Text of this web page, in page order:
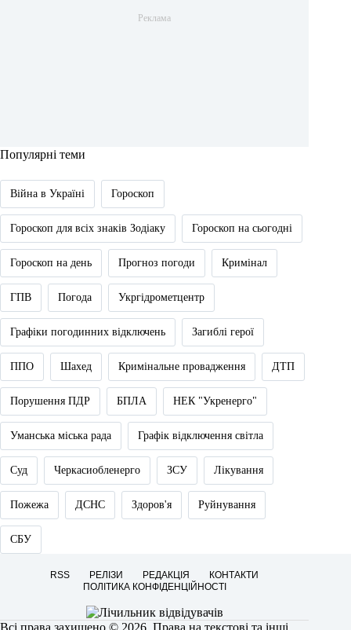
Популярні теми
Війна в Україні Гороскоп
Гороскоп для всіх знаків Зодіаку Гороскоп на сьогодні
Гороскоп на день Прогноз погоди Кримінал
ГПВ Погода Укргідрометцентр
Графіки погодинних відключень Загиблі герої
ППО Шахед Кримінальне провадження ДТП
Порушення ПДР БПЛА НЕК "Укренерго"
Уманська міська рада Графік відключення світла
Суд Черкасиобленерго ЗСУ Лікування
Пожежа ДСНС Здоров'я Руйнування
СБУ
RSS РЕЛІЗИ РЕДАКЦІЯ
КОНТАКТИ
ПОЛІТИКА КОНФІДЕНЦІЙНОСТІ
Всі права захищено © 2026. Права на текстові та інші